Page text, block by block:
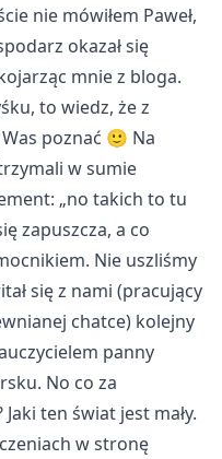
nie mówiłem Paweł,
okazał się
mnie z bloga.
to wiedz, że z
poznać 🙂 Na
w sumie
„no takich to tu
zapuszcza, a co
Nie uszliśmy
się z nami (pracujący
chatce) kolejny
panny
No co za
ten świat jest mały.
w stronę